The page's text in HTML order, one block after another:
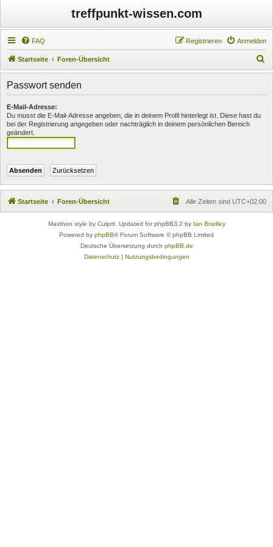
treffpunkt-wissen.com
FAQ Anmelden
Registrieren
Startseite Foren-Übersicht
u
Passwort senden
E-Mail-Adresse:
Du musst die E-Mail-Adresse angeben, die in deinem Profil hinterlegt ist. Diese hast du
bei der Registrierung angegeben oder nachträglich in deinem persönlichen Bereich
geändert.
Startseite Foren-Übersicht Alle Zeiten sind UTC+02:00
Maxthon style by Culprit. Updated for phpBB3.2 by Ian Bradley
Powered by phpBB® Forum Software © phpBB Limited
Deutsche Übersetzung durch phpBB.de
Datenschutz| Nutzungsbedingungen